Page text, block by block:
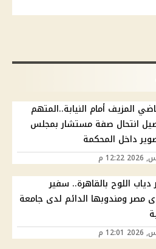
المزيف أمام النيابة..المتهم
انتحال صفة مستشار بمجلس
داخل المحكمة
دياب اللوح بالقاهرة.. سفير
مصر ومندوبها الدائم لدى جامعة